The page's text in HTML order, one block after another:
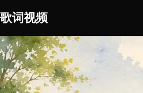
歌词视频